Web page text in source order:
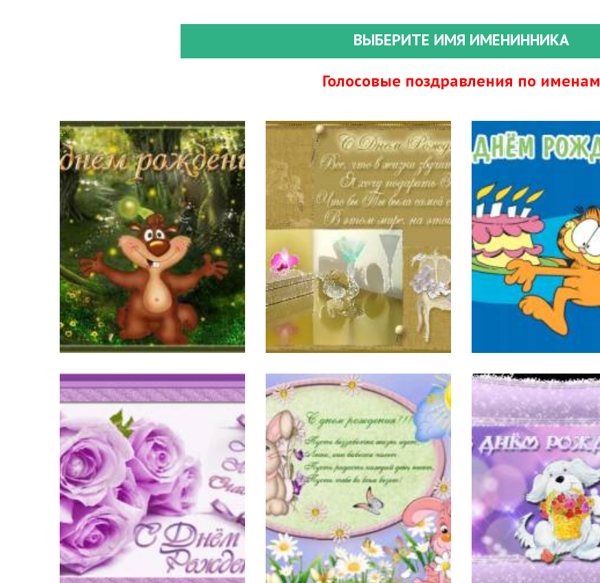
ВЫБЕРИТЕ ИМЯ ИМЕНИННИКА
Голосовые поздравления по именам